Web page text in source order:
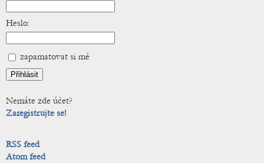
Heslo:
zapamatovat si mě
Nemáte zde účet?
Zaregistrujte se!
RSS feed
Atom feed